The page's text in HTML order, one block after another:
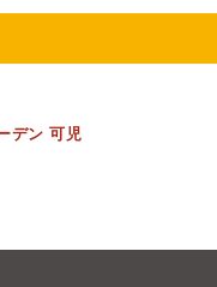
デン 可児